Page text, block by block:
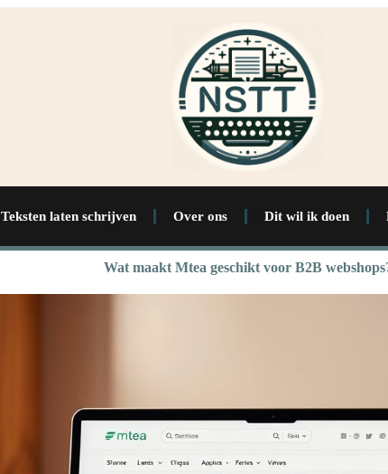
Teksten laten schrijven Over ons Dit wil ik doen
Wat maakt Mtea geschikt voor B2B